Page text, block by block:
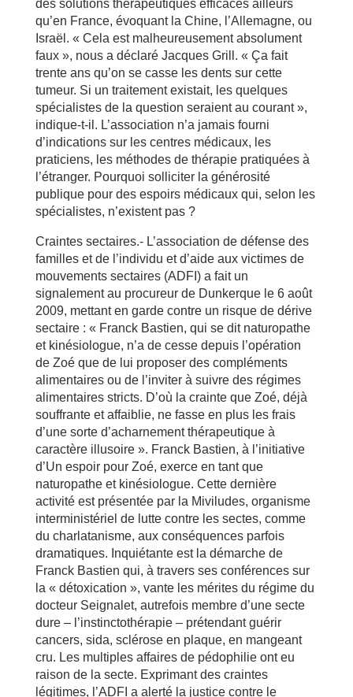
des solutions thérapeutiques efficaces ailleurs
qu’en France, évoquant la Chine, l’Allemagne, ou
Israël. « Cela est malheureusement absolument
faux », nous a déclaré Jacques Grill. « Ça fait
trente ans qu’on se casse les dents sur cette
tumeur. Si un traitement existait, les quelques
spécialistes de la question seraient au courant »,
indique-t-il. L’association n’a jamais fourni
d’indications sur les centres médicaux, les
praticiens, les méthodes de thérapie pratiquées à
l’étranger. Pourquoi solliciter la générosité
publique pour des espoirs médicaux qui, selon les
spécialistes, n’existent pas ?
Craintes sectaires.- L’association de défense des
familles et de l’individu et d’aide aux victimes de
mouvements sectaires (ADFI) a fait un
signalement au procureur de Dunkerque le 6 août
2009, mettant en garde contre un risque de dérive
sectaire : « Franck Bastien, qui se dit naturopathe
et kinésiologue, n’a de cesse depuis l’opération
de Zoé que de lui proposer des compléments
alimentaires ou de l’inviter à suivre des régimes
alimentaires stricts. D’où la crainte que Zoé, déjà
souffrante et affaiblie, ne fasse en plus les frais
d’une sorte d’acharnement thérapeutique à
caractère illusoire ». Franck Bastien, à l’initiative
d’Un espoir pour Zoé, exerce en tant que
naturopathe et kinésiologue. Cette dernière
activité est présentée par la Miviludes, organisme
interministériel de lutte contre les sectes, comme
du charlatanisme, aux conséquences parfois
dramatiques. Inquiétante est la démarche de
Franck Bastien qui, à travers ses conférences sur
la « détoxication », vante les mérites du régime du
docteur Seignalet, autrefois membre d’une secte
dure – l’instinctothérapie – prétendant guérir
cancers, sida, sclérose en plaque, en mangeant
cru. Les multiples affaires de pédophilie ont eu
raison de la secte. Exprimant des craintes
légitimes, l’ADFI a alerté la justice contre le